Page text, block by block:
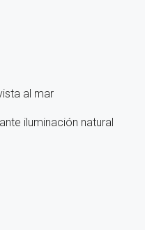
al mar
iluminación natural